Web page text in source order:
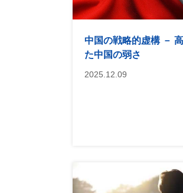
中国の戦略的虚構 －
た中国の弱さ
2025.12.09